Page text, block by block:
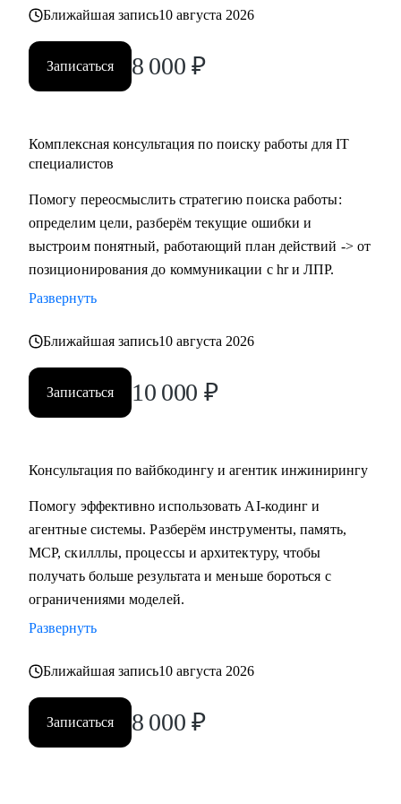
Ближайшая запись10 августа 2026
Записаться 8 000 ₽
Комплексная консультация по поиску работы для IT
специалистов
Помогу переосмыслить стратегию поиска работы:
определим цели, разберём текущие ошибки и
выстроим понятный, работающий план действий -> от
позиционирования до коммуникации с hr и ЛПР.
Развернуть
Ближайшая запись10 августа 2026
Записаться 10 000 ₽
Консультация по вайбкодингу и агентик инжинирингу
Помогу эффективно использовать AI-кодинг и
агентные системы. Разберём инструменты, память,
MCP, скилллы, процессы и архитектуру, чтобы
получать больше результата и меньше бороться с
ограничениями моделей.
Развернуть
Ближайшая запись10 августа 2026
Записаться 8 000 ₽